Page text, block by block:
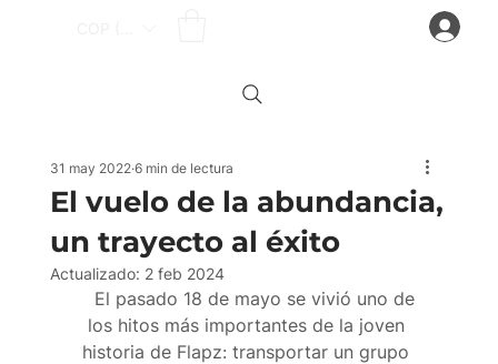
El vuelo de la abundancia,
un trayecto al éxito
31 may 2022 6 min de lectura
Actualizado: 2 feb 2024
los hitos más importantes de la joven
historia de Flapz: transportar un grupo